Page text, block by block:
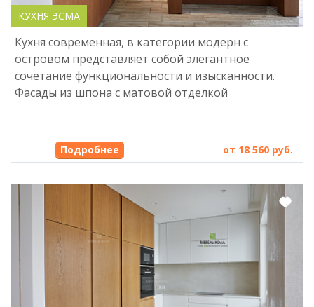
КУХНЯ ЭСМА
Кухня современная, в категории модерн с
островом представляет собой элегантное
сочетание функциональности и изысканности.
Фасады из шпона с матовой отделкой
от 18 560 руб.